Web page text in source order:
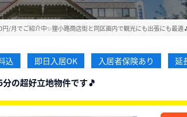
/月でご紹介中✨狸小路商店街と同区画内で観光にも出張にも最適
込 即日入居OK 入居者保険あり 延
の超好立地物件です🎵